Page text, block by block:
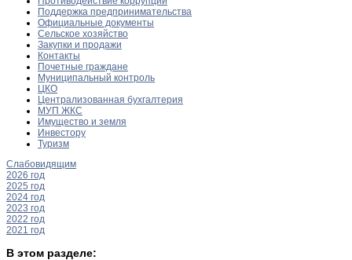
Поддержка предпринимательства
Официальные документы
Сельское хозяйство
Закупки и продажи
Контакты
Почетные граждане
Муниципальный контроль
ЦКО
Централизованная бухгалтерия
МУП ЖКС
Имущество и земля
Инвестору
Туризм
Слабовидящим
2026 год
2025 год
2024 год
2023 год
2022 год
2021 год
В этом разделе: